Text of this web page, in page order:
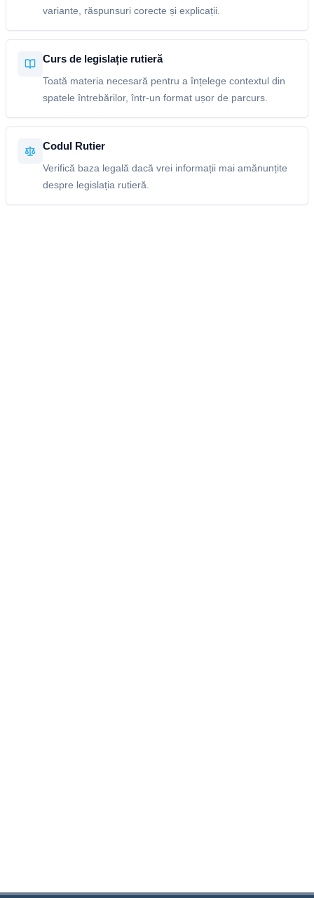
variante, răspunsuri corecte și explicații.
Curs de legislație rutieră
Toată materia necesară pentru a înțelege contextul din
spatele întrebărilor, într-un format ușor de parcurs.
Codul Rutier
Verifică baza legală dacă vrei informații mai amănunțite
despre legislația rutieră.